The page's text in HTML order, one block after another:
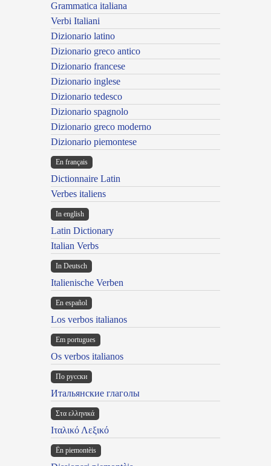
Grammatica italiana
Verbi Italiani
Dizionario latino
Dizionario greco antico
Dizionario francese
Dizionario inglese
Dizionario tedesco
Dizionario spagnolo
Dizionario greco moderno
Dizionario piemontese
En français
Dictionnaire Latin
Verbes italiens
In english
Latin Dictionary
Italian Verbs
In Deutsch
Italienische Verben
En español
Los verbos italianos
Em portugues
Os verbos italianos
По русски
Итальянские глаголы
Στα ελληνικά
Ιταλικό Λεξικό
Ën piemontèis